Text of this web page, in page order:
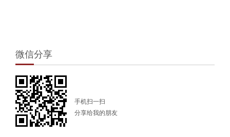
微信分享
手机扫一扫
分享给我的朋友